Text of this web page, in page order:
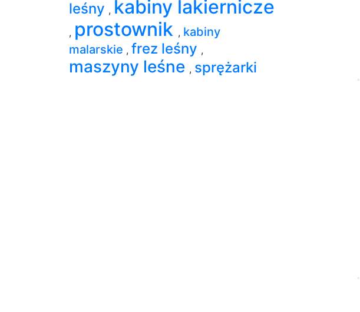
leśny , kabiny lakiernicze
, prostownik , kabiny
malarskie , frez leśny ,
maszyny leśne , sprężarki